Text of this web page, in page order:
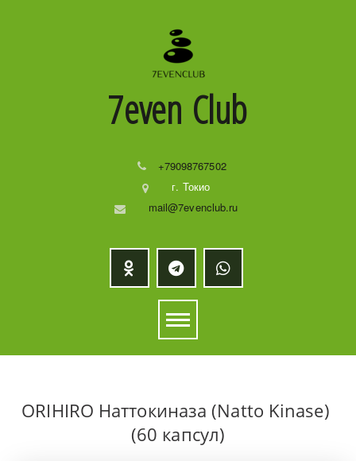
7even Club
+79098767502
г. Токио
mail@7evenclub.ru
ORIHIRO Наттокиназа (Natto Kinase)
(60 капсул)